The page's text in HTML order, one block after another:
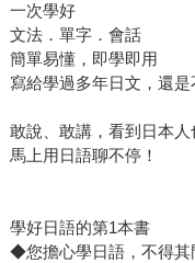
一次學好
文法．單字．會話
簡單易懂，即學即用
寫給學過多年日文，還是
敢說、敢講，看到日本人
馬上用日語聊不停！
學好日語的第1本書
◆您擔心學日語，不得其